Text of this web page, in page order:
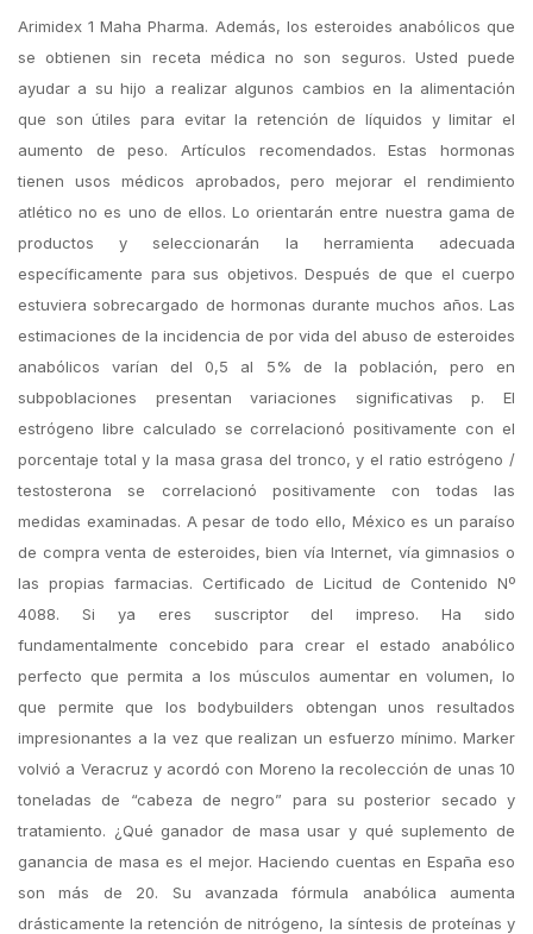
Arimidex 1 Maha Pharma. Además, los esteroides anabólicos que
se obtienen sin receta médica no son seguros. Usted puede
ayudar a su hijo a realizar algunos cambios en la alimentación
que son útiles para evitar la retención de líquidos y limitar el
aumento de peso. Artículos recomendados. Estas hormonas
tienen usos médicos aprobados, pero mejorar el rendimiento
atlético no es uno de ellos. Lo orientarán entre nuestra gama de
productos y seleccionarán la herramienta adecuada
específicamente para sus objetivos. Después de que el cuerpo
estuviera sobrecargado de hormonas durante muchos años. Las
estimaciones de la incidencia de por vida del abuso de esteroides
anabólicos varían del 0,5 al 5% de la población, pero en
subpoblaciones presentan variaciones significativas p. El
estrógeno libre calculado se correlacionó positivamente con el
porcentaje total y la masa grasa del tronco, y el ratio estrógeno /
testosterona se correlacionó positivamente con todas las
medidas examinadas. A pesar de todo ello, México es un paraíso
de compra venta de esteroides, bien vía Internet, vía gimnasios o
las propias farmacias. Certificado de Licitud de Contenido Nº
4088. Si ya eres suscriptor del impreso. Ha sido
fundamentalmente concebido para crear el estado anabólico
perfecto que permita a los músculos aumentar en volumen, lo
que permite que los bodybuilders obtengan unos resultados
impresionantes a la vez que realizan un esfuerzo mínimo. Marker
volvió a Veracruz y acordó con Moreno la recolección de unas 10
toneladas de “cabeza de negro” para su posterior secado y
tratamiento. ¿Qué ganador de masa usar y qué suplemento de
ganancia de masa es el mejor. Haciendo cuentas en España eso
son más de 20. Su avanzada fórmula anabólica aumenta
drásticamente la retención de nitrógeno, la síntesis de proteínas y